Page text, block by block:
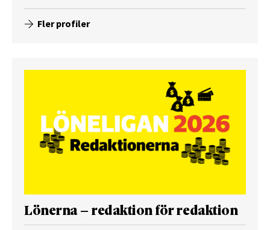
Fler profiler
Lönerna – redaktion för redaktion